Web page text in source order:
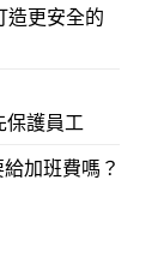
造更安全的
保護員工
加班費嗎？